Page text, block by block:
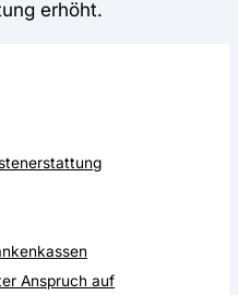
erhöht.
Anspruch auf